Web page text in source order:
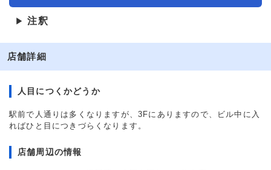
▶ 注釈
店舗詳細
人目につくかどうか
駅前で人通りは多くなりますが、3Fにありますので、ビル中に入
ればひと目につきづらくなります。
店舗周辺の情報